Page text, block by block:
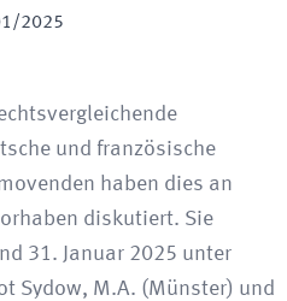
2025
und französische
haben dies an
diskutiert. Sie
31. Januar 2025 unter
Sydow, M.A. (Münster) und